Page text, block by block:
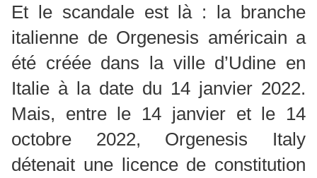
Et le scandale est là : la branche
italienne de Orgenesis américain a
été créée dans la ville d’Udine en
Italie à la date du 14 janvier 2022.
Mais, entre le 14 janvier et le 14
octobre 2022, Orgenesis Italy
détenait une licence de constitution